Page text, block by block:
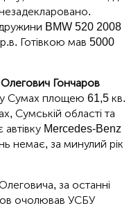
BMW 520 2008
Готівкою мав 5000
Гончаров
Сумах площею 61,5 кв.
Сумській області та
автівку Mercedes-Benz
немає, за минулий рік
за останні
очолював УСБУ